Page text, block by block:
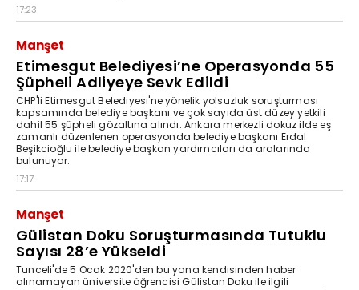
17:23
Manşet
Etimesgut Belediyesi’ne Operasyonda 55
Şüpheli Adliyeye Sevk Edildi
CHP'li Etimesgut Belediyesi'ne yönelik yolsuzluk soruşturması
kapsamında belediye başkanı ve çok sayıda üst düzey yetkili
dahil 55 şüpheli gözaltına alındı. Ankara merkezli dokuz ilde eş
zamanlı düzenlenen operasyonda belediye başkanı Erdal
Beşikcioğlu ile belediye başkan yardımcıları da aralarında
bulunuyor.
17:17
Manşet
Gülistan Doku Soruşturmasında Tutuklu
Sayısı 28’e Yükseldi
Tunceli'de 5 Ocak 2020'den bu yana kendisinden haber
alınamayan üniversite öğrencisi Gülistan Doku ile ilgili